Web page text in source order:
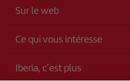
Sur le web
Ce qui vous intéresse
Accessibilité
Iberia, c’est plus